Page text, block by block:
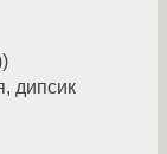
дипсик